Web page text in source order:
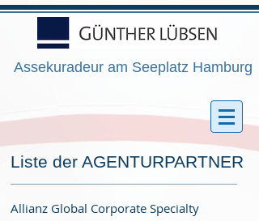
Assekuradeur am Seeplatz Hamburg
Liste der AGENTURPARTNER
Allianz Global Corporate Specialty